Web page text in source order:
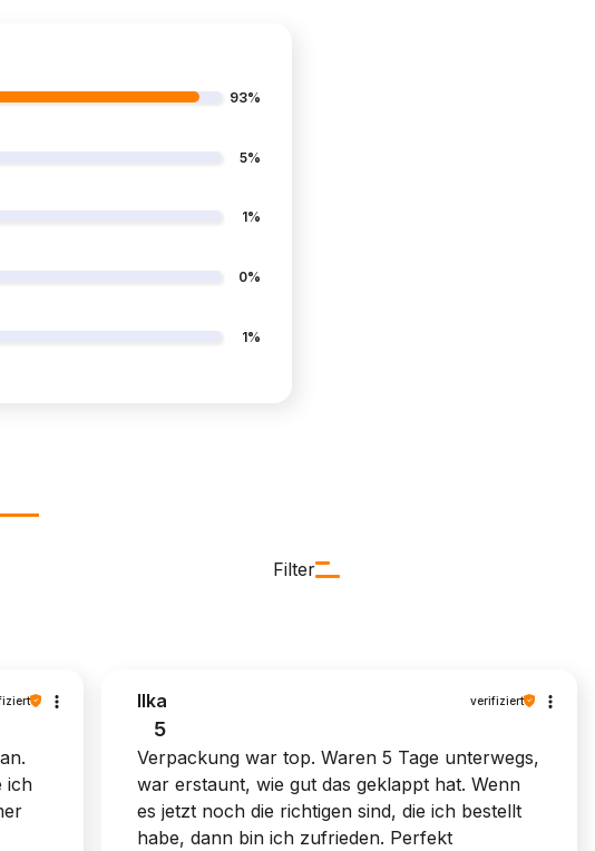
93%
5%
1%
0%
1%
Filter
ich
Ilka verifiziert
5
Verpackung war top. Waren 5 Tage unterwegs,
war erstaunt, wie gut das geklappt hat. Wenn
es jetzt noch die richtigen sind, die ich bestellt
habe, dann bin ich zufrieden. Perfekt